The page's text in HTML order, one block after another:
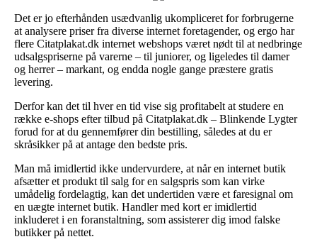
Det er jo efterhånden usædvanlig ukompliceret for forbrugerne
at analysere priser fra diverse internet foretagender, og ergo har
flere Citatplakat.dk internet webshops været nødt til at nedbringe
udsalgspriserne på varerne – til juniorer, og ligeledes til damer
og herrer – markant, og endda nogle gange præstere gratis
levering.
Derfor kan det til hver en tid vise sig profitabelt at studere en
række e-shops efter tilbud på Citatplakat.dk – Blinkende Lygter
forud for at du gennemfører din bestilling, således at du er
skråsikker på at antage den bedste pris.
Man må imidlertid ikke undervurdere, at når en internet butik
afsætter et produkt til salg for en salgspris som kan virke
umådelig fordelagtig, kan det undertiden være et faresignal om
en uægte internet butik. Handler med kort er imidlertid
inkluderet i en foranstaltning, som assisterer dig imod falske
butikker på nettet.